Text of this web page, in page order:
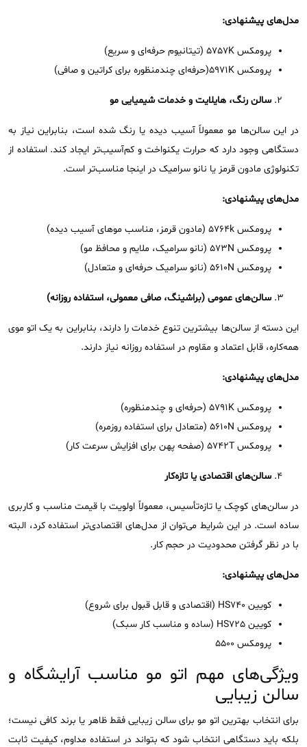
مدل‌های پیشنهادی:
پرومکس 5757K (تیتانیوم حرفه‌ای و سریع)
پرومکس 5971K(حرفه‌ای چندمنظوره برای کراتین و صافی)
سالن رنگ، هایلایت و خدمات شیمیایی مو
در این سالن‌ها مو معمولاً آسیب ‌دیده یا رنگ ‌شده است، بنابراین نیاز به
دستگاهی وجود دارد که حرارت یکنواخت و کم‌آسیب‌تر ایجاد کند. استفاده از
تکنولوژی مادون قرمز یا نانو سرامیک در اینجا مناسب‌تر است.
مدل‌های پیشنهادی:
پرومکس 5764k (مادون قرمز، مناسب موهای آسیب ‌دیده)
پرومکس 573N (نانو سرامیک، ملایم و محافظ مو)
پرومکس 5610N (نانو سرامیک حرفه‌ای و متعادل)
سالن‌های عمومی (براشینگ، صافی معمولی، استفاده روزانه)
این دسته از سالن‌ها بیشترین تنوع خدمات را دارند، بنابراین به یک اتو موی
همه‌کاره، قابل اعتماد و مقاوم در استفاده روزانه نیاز دارند.
مدل‌های پیشنهادی:
پرومکس 5791K (حرفه‌ای و چندمنظوره)
پرومکس 5610N (متعادل برای استفاده روزمره)
پرومکس 5742T (صفحه پهن برای افزایش سرعت کار)
سالن‌های اقتصادی یا تازه‌کار
در سالن‌های کوچک یا تازه‌تأسیس، معمولاً اولویت با قیمت مناسب و کاربری
ساده است. در این شرایط می‌توان از مدل‌های اقتصادی‌تر استفاده کرد، البته
با در نظر گرفتن محدودیت در حجم کار.
مدل‌های پیشنهادی:
کویین HS740 (اقتصادی و قابل قبول برای شروع)
کویین HS725 (ساده و مناسب کار سبک)
پرومکس 5500
ویژگی‌های مهم اتو مو مناسب آرایشگاه و
سالن زیبایی
برای انتخاب بهترین اتو مو برای سالن زیبایی فقط ظاهر یا برند کافی نیست؛
بلکه باید دستگاهی انتخاب شود که بتواند در استفاده مداوم، کیفیت ثابت